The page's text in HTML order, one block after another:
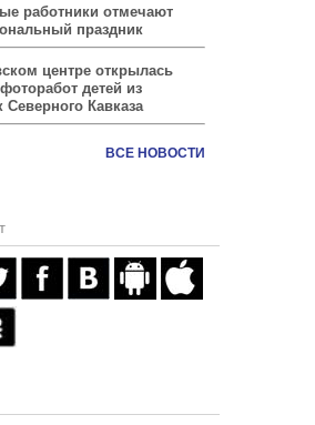
работники отмечают
праздник
центре открылась
детей из
Северного Кавказа
ВСЕ НОВОСТИ